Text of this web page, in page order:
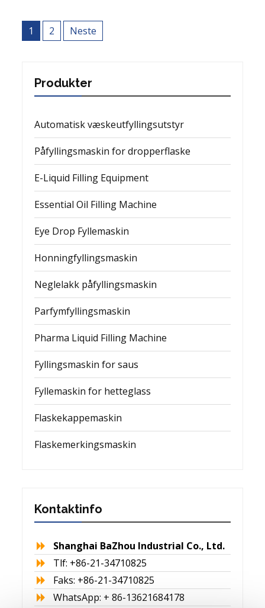
Innleggsnavigasjon
1 2 Neste
Produkter
Automatisk væskeutfyllingsutstyr
Påfyllingsmaskin for dropperflaske
E-Liquid Filling Equipment
Essential Oil Filling Machine
Eye Drop Fyllemaskin
Honningfyllingsmaskin
Neglelakk påfyllingsmaskin
Parfymfyllingsmaskin
Pharma Liquid Filling Machine
Fyllingsmaskin for saus
Fyllemaskin for hetteglass
Flaskekappemaskin
Flaskemerkingsmaskin
Kontaktinfo
Shanghai BaZhou Industrial Co., Ltd.
Tlf: +86-21-34710825
Faks: +86-21-34710825
WhatsApp: + 86-13621684178